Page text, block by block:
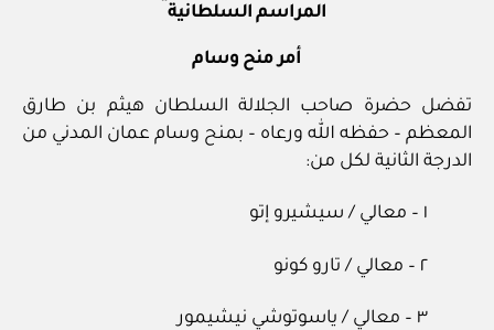
المراسم السلطانية
أمر منح وسام
تفضل حضرة صاحب الجلالة السلطان هيثم بن طارق
المعظم – حفظه الله ورعاه – بمنح وسام عمان المدني من
الدرجة الثانية لكل من:
١ – معالي / سيشيرو إتو
٢ – معالي / تارو كونو
٣ – معالي / ياسوتوشي نيشيمور